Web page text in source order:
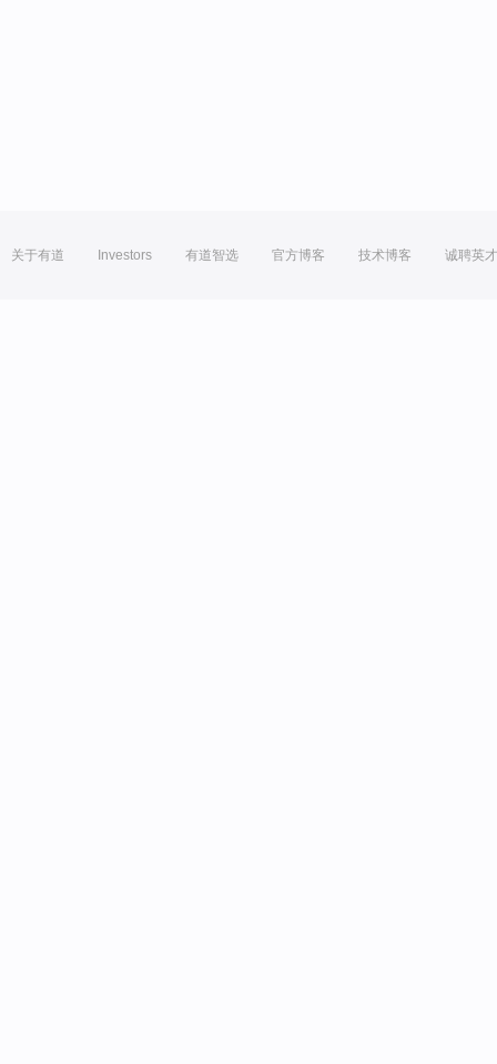
关于有道 Investors 有道智选 官方博客 技术博客 诚聘英才